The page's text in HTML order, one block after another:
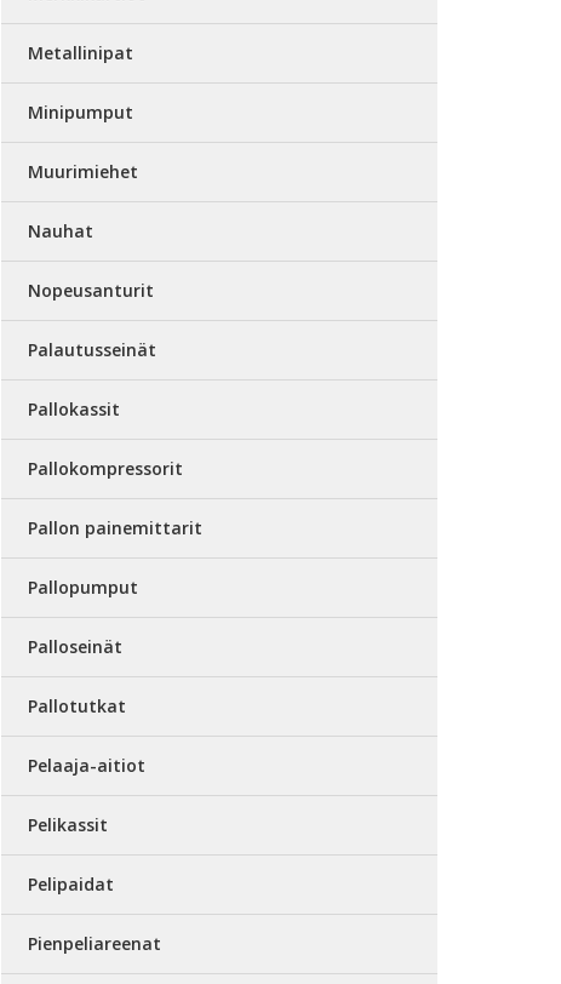
Metallinipat
Minipumput
Muurimiehet
Nauhat
Nopeusanturit
Palautusseinät
Pallokassit
Pallokompressorit
Pallon painemittarit
Pallopumput
Palloseinät
Pallotutkat
Pelaaja-aitiot
Pelikassit
Pelipaidat
Pienpeliareenat